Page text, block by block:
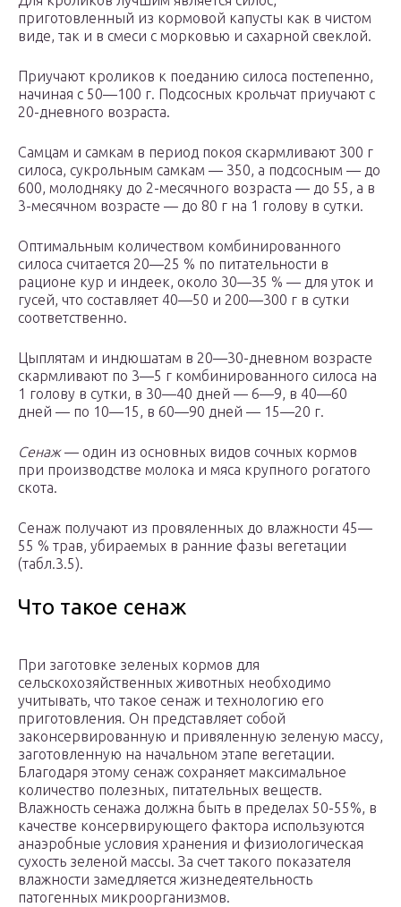
приготовленный из кормовой капусты как в чистом
виде, так и в смеси с морковью и сахарной свеклой.
Приучают кроликов к поеданию силоса постепенно,
начиная с 50—100 г. Подсосных крольчат приучают с
20-дневного возраста.
Самцам и самкам в период покоя скармливают 300 г
силоса, сукрольным самкам — 350, а подсосным — до
600, молодняку до 2-месячного возраста — до 55, а в
3-месячном возрасте — до 80 г на 1 голову в сутки.
Оптимальным количеством комбинированного
силоса считается 20—25 % по питательности в
рационе кур и индеек, около 30—35 % — для уток и
гусей, что составляет 40—50 и 200—300 г в сутки
соответственно.
Цыплятам и индюшатам в 20—30-дневном возрасте
скармливают по 3—5 г комбинированного силоса на
1 голову в сутки, в 30—40 дней — 6—9, в 40—60
дней — по 10—15, в 60—90 дней — 15—20 г.
Сенаж— один из основных видов сочных кормов
при производстве молока и мяса крупного рогатого
скота.
Сенаж получают из провяленных до влажности 45—
55 % трав, убираемых в ранние фазы вегетации
(табл.3.5).
Что такое сенаж
При заготовке зеленых кормов для
сельскохозяйственных животных необходимо
учитывать, что такое сенаж и технологию его
приготовления. Он представляет собой
законсервированную и привяленную зеленую массу,
заготовленную на начальном этапе вегетации.
Благодаря этому сенаж сохраняет максимальное
количество полезных, питательных веществ.
Влажность сенажа должна быть в пределах 50-55%, в
качестве консервирующего фактора используются
анаэробные условия хранения и физиологическая
сухость зеленой массы. За счет такого показателя
влажности замедляется жизнедеятельность
патогенных микроорганизмов.